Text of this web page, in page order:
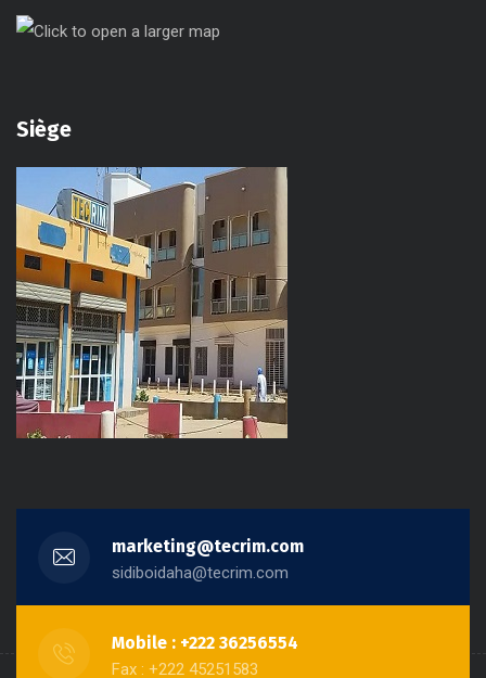
Siège
marketing@tecrim.com
sidiboidaha@tecrim.com
Mobile : +222 36256554
Fax : +222 45251583